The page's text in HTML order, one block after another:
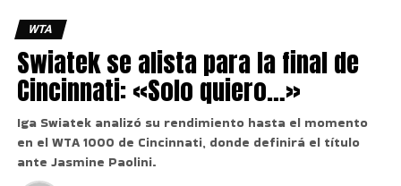
WTA
Swiatek se alista para la final de
Cincinnati: «Solo quiero…»
Iga Swiatek analizó su rendimiento hasta el momento
en el WTA 1000 de Cincinnati, donde definirá el título
ante Jasmine Paolini.